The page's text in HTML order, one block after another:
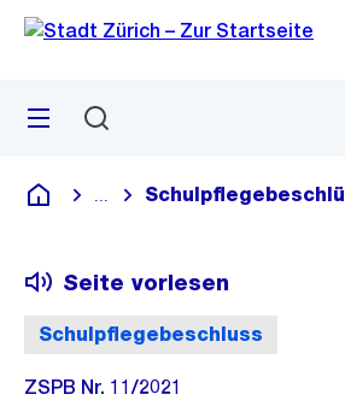
Navigation
Sprunglink
Menü
Deutsch
Blende alle Breadcrumbs ein
Schulpflegebeschluss
Seite vorlesen
ZSPB Nr. 11/2021